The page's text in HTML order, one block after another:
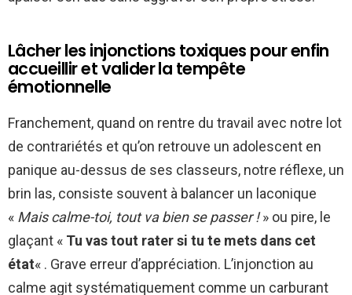
Lâcher les injonctions toxiques pour enfin
accueillir et valider la tempête
émotionnelle
Franchement, quand on rentre du travail avec notre lot
de contrariétés et qu’on retrouve un adolescent en
panique au-dessus de ses classeurs, notre réflexe, un
brin las, consiste souvent à balancer un laconique
« Mais calme-toi, tout va bien se passer !» ou pire, le
glaçant « Tu vas tout rater si tu te mets dans cet
état« . Grave erreur d’appréciation. L’injonction au
calme agit systématiquement comme un carburant